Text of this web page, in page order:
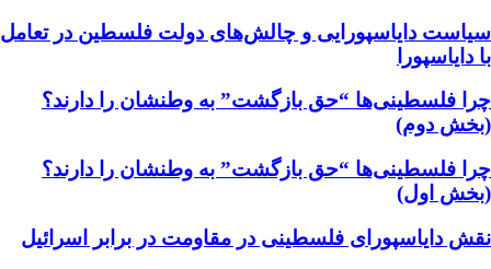
سیاست دایاسپورایی و چالش‌های دولت فلسطین در تعامل
با دایاسپورا
چرا فلسطینی‌ها “حق بازگشت” به وطنشان‌ را دارند؟
(بخش دوم)
چرا فلسطینی‌ها “حق بازگشت” به وطنشان‌ را دارند؟
(بخش اول)
نقش دایاسپورای فلسطینی در مقاومت در برابر اسرائیل